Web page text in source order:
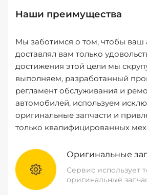
Наши преимущества
Мы заботимся о том, чтобы ваш
доставлял вам только
достижения этой цели мы
выполняем, разработанный
регламент обслуживания и
автомобилей, используем
оригинальные запчасти и
только квалифицированных
Оригинальные
Сервис использует
оригинальные